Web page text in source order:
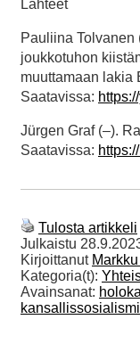
Lähteet
Pauliina Tolvanen
joukkotuhon
muuttamaan lakia
Saatavissa:
Jürgen Graf (–).
Saatavissa:
Tulosta artikkeli
Julkaistu
Kirjoittanut
Kategoria(t):
Avainsanat:
kansallissosialismi